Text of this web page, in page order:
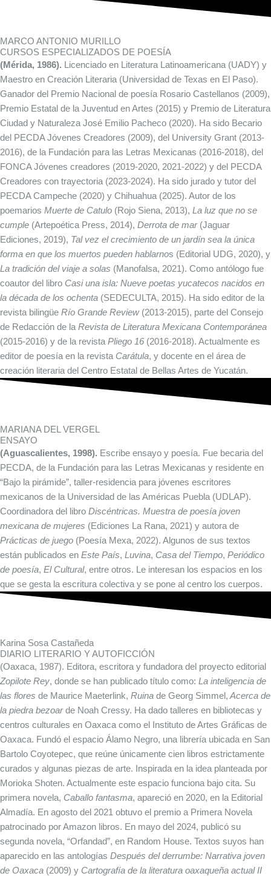
MARCO ANTONIO MURILLO
CURSOS ESPECIALIZADOS DE POESÍA
(Mérida, 1986).
Licenciado en Literatura Latinoamericana (UADY) y
Maestro en Creación Literaria (Universidad de Texas en El Paso).
Ganador del Premio Nacional de poesía Rosario Castellanos (2009),
Premio Estatal de la Juventud en Artes (2015) y Premio de Literatura
Ciudad y Naturaleza José Emilio Pacheco (2020). Ha sido Becario
del PECDA Jóvenes Creadores (2009), del University Grant (2013-
2016), de la Fundación para las Letras Mexicanas (2016-2018), del
FONCA Jóvenes creadores (2019-2020, 2021-2022) y del PECDA
Creadores con trayectoria (2023-2024). Ha sido jurado y tutor del
PECDA Campeche (2020) y Chihuahua (2025). Autor de los
poemarios Muerte de Catulo (Rojo Siena, 2013), La luz que no se
cumple (Artepoética Press, 2014), Derrota de mar(Jaguar
Ediciones, 2019), Tal vez el crecimiento de un jardín sea la única
forma en que los muertos pueden hablarnos (Editorial UDG, 2020), y
La tradición del viaje a solas (Manofalsa, 2021). Como antólogo fue
coautor del libro Casi una isla: Nueve poetas yucatecos nacidos en
la década de los ochenta (SEDECULTA, 2015). Ha sido editor de la
revista bilingüe Río Grande Review (2013-2015), parte del Consejo
de Redacción de la Revista de Literatura Mexicana Contemporánea
(2015-2016) y de la revista Pliego 16 (2016-2018). Actualmente es
editor de poesía en la revista Carátula, y docente en el área de
creación literaria del Centro Estatal de Bellas Artes de Yucatán.
MARIANA DEL VERGEL
ENSAYO
(Aguascalientes, 1998). Escribe ensayo y poesía. Fue becaria del
PECDA, de la Fundación para las Letras Mexicanas y residente en
“Bajo la pirámide”, taller-residencia para jóvenes escritores
mexicanos de la Universidad de las Américas Puebla (UDLAP).
Coordinadora del libro Discéntricas. Muestra de poesía joven
mexicana de mujeres (Ediciones La Rana, 2021) y autora de
Prácticas de juego (Poesía Mexa, 2022). Algunos de sus textos
están publicados en Este País, Luvina, Casa del Tiempo, Periódico
de poesía, El Cultural, entre otros. Le interesan los espacios en los
que se gesta la escritura colectiva y se pone al centro los cuerpos.
Karina Sosa Castañeda
DIARIO LITERARIO Y AUTOFICCIÓN
(Oaxaca, 1987). Editora, escritora y fundadora del proyecto editorial
Zopilote Rey, donde se han publicado título como: La inteligencia de
las flores de Maurice Maeterlink, Ruina de Georg Simmel, Acerca de
la piedra bezoarde Noah Cressy. Ha dado talleres en bibliotecas y
centros culturales en Oaxaca como el Instituto de Artes Gráficas de
Oaxaca. Fundó el espacio Álamo Negro, una librería ubicada en San
Bartolo Coyotepec, que reúne únicamente cien libros estrictamente
curados y algunas piezas de arte. Inspirada en la idea planteada por
Morioka Shoten. Actualmente este espacio funciona bajo cita. Su
primera novela, Caballo fantasma, apareció en 2020, en la Editorial
Almadía. En agosto del 2021 obtuvo el premio a Primera Novela
patrocinado por Amazon libros. En mayo del 2024, publicó su
segunda novela, “Orfandad”, en Random House. Textos suyos han
aparecido en las antologías Después del derrumbe: Narrativa joven
de Oaxaca (2009) y Cartografía de la literatura oaxaqueña actual II